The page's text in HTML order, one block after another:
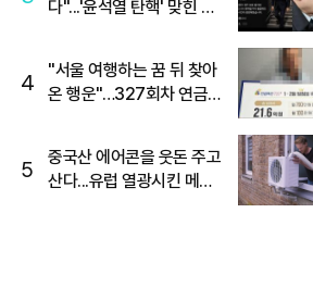
다"...'윤석열 탄핵' 맞힌 무
4
"서울 여행하는 꿈 뒤 찾아
온 행운"…327회차 연금
5
중국산 에어콘을 웃돈 주고
산다...유럽 열광시킨 메이